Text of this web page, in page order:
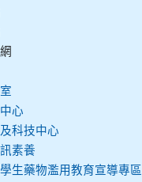
心
科技中心
素養
生藥物濫用教育宣導專區